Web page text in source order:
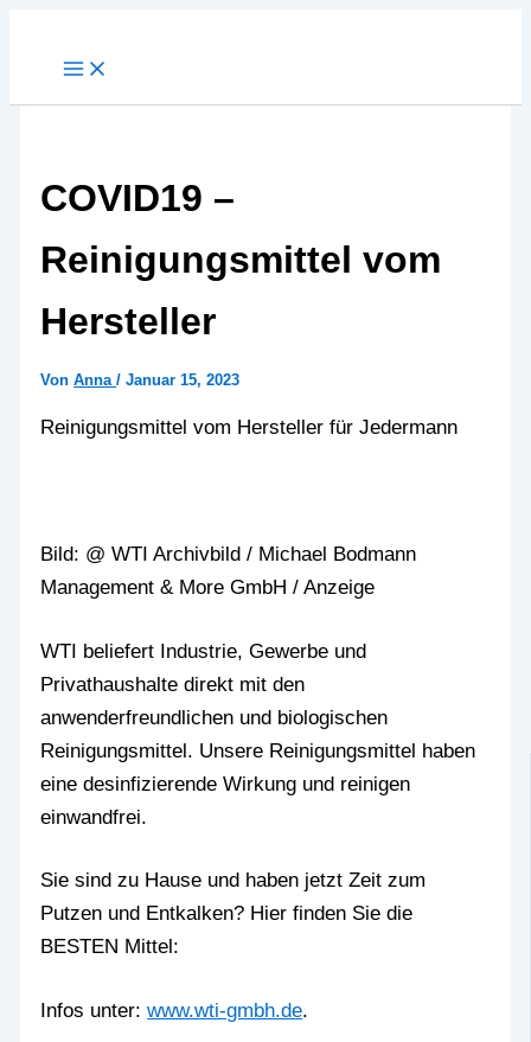
COVID19 –
Reinigungsmittel vom
Hersteller
VonAnna/Januar 15, 2023
Reinigungsmittel vom Hersteller für Jedermann
Bild: @ WTI Archivbild / Michael Bodmann
Management & More GmbH / Anzeige
WTI beliefert Industrie, Gewerbe und
Privathaushalte direkt mit den
anwenderfreundlichen und biologischen
Reinigungsmittel. Unsere Reinigungsmittel haben
eine desinfizierende Wirkung und reinigen
einwandfrei.
Sie sind zu Hause und haben jetzt Zeit zum
Putzen und Entkalken? Hier finden Sie die
BESTEN Mittel:
Infos unter:www.wti-gmbh.de.